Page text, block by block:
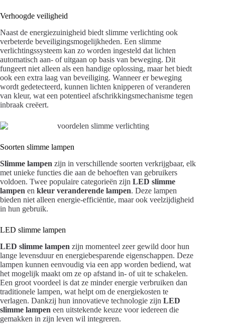
Verhoogde veiligheid
Naast de energiezuinigheid biedt slimme verlichting ook
verbeterde beveiligingsmogelijkheden. Een slimme
verlichtingssysteem kan zo worden ingesteld dat lichten
automatisch aan- of uitgaan op basis van beweging. Dit
fungeert niet alleen als een handige oplossing, maar het biedt
ook een extra laag van beveiliging. Wanneer er beweging
wordt gedetecteerd, kunnen lichten knipperen of veranderen
van kleur, wat een potentieel afschrikkingsmechanisme tegen
inbraak creëert.
Soorten slimme lampen
Slimme lampen zijn in verschillende soorten verkrijgbaar, elk
met unieke functies die aan de behoeften van gebruikers
voldoen. Twee populaire categorieën zijn LED slimme
lampen en kleur veranderende lampen. Deze lampen
bieden niet alleen energie-efficiëntie, maar ook veelzijdigheid
in hun gebruik.
LED slimme lampen
LED slimme lampen zijn momenteel zeer gewild door hun
lange levensduur en energiebesparende eigenschappen. Deze
lampen kunnen eenvoudig via een app worden bediend, wat
het mogelijk maakt om ze op afstand in- of uit te schakelen.
Een groot voordeel is dat ze minder energie verbruiken dan
traditionele lampen, wat helpt om de energiekosten te
verlagen. Dankzij hun innovatieve technologie zijn LED
slimme lampen een uitstekende keuze voor iedereen die
gemakken in zijn leven wil integreren.